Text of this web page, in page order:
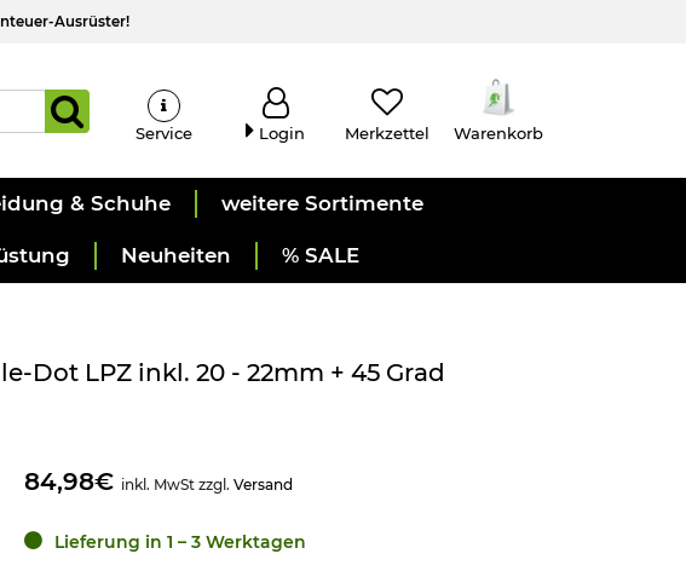
Ausrüster!
Service Login Merkzettel Warenkorb
& Schuhe weitere Sortimente
Neuheiten % SALE
Dot LPZ inkl. 20 - 22mm + 45 Grad
84,98€ inkl. MwSt zzgl. Versand
Lieferung in 1 – 3 Werktagen